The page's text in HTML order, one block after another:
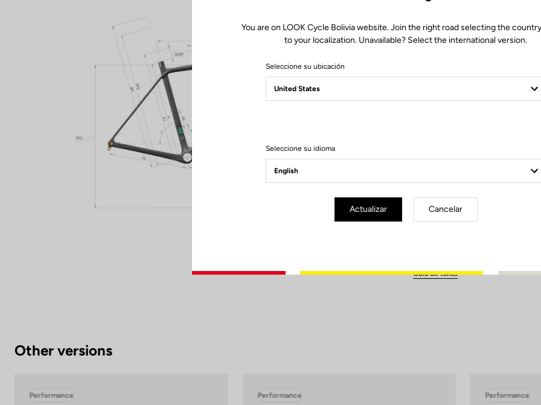
Stack
519.2
L - Fork
Guía de tallas
Other versions
Performance Performance Performance
You are on LOOK Cycle Bolivia website. Join the right road selecting the
to your localization. Unavailable? Select the international version.
Seleccione su ubicación
Seleccione su idioma
Actualizar Cancelar